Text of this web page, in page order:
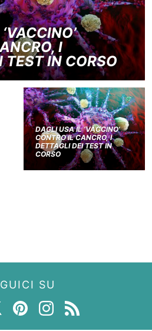
I
TEST IN CORSO
DAGLI USA IL ‘VACCINO’
CONTRO IL CANCRO, I
DETTAGLI DEI TEST IN
CORSO
SU